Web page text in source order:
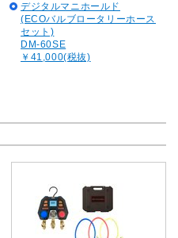
デジタルマニホールド
(ECOバルブロータリーホース
セット)
DM-60SE
￥41,000(税抜)